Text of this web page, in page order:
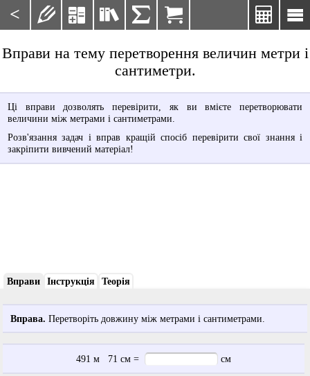
< 

    
Вправи на тему перетворення величин метри і
сантиметри.
Ці вправи дозволять перевірити, як ви вмієте перетворювати
величини між метрами і сантиметрами.
Розв'язання задач і вправ кращій спосіб перевірити свої знання і
закріпити вивчений матеріал!
Вправи Інструкція Теорія
Вправа. Перетворіть довжину між метрами і сантиметрами.
491 м 71 см = см